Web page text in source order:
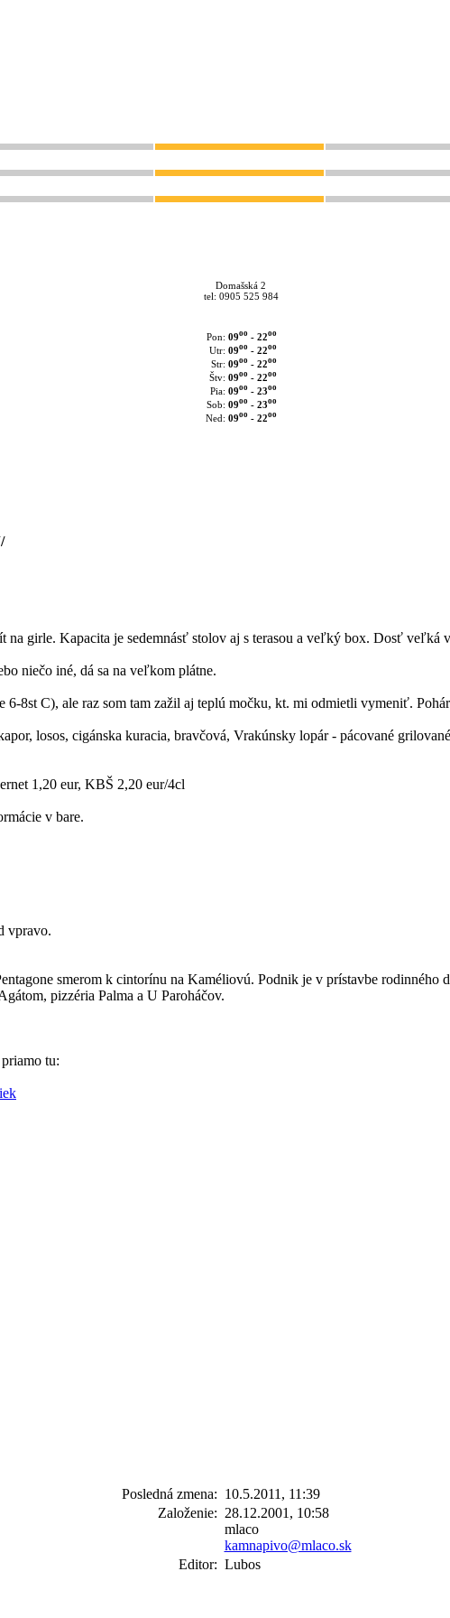
Domašská 2
tel: 0905 525 984
Pon: 09oo- 22oo
Utr: 09oo- 22oo
Str: 09oo- 22oo
Štv: 09oo- 22oo
Pia: 09oo- 23oo
Sob: 09oo- 23oo
Ned: 09oo- 22oo
girle. Kapacita je sedemnásť stolov aj s terasou a veľký box. Dosť veľká
niečo iné, dá sa na veľkom plátne.
8st C), ale raz som tam zažil aj teplú močku, kt. mi odmietli vymeniť.
losos, cigánska kuracia, bravčová, Vrakúnsky lopár - pácované
1,20 eur, KBŠ 2,20 eur/4cl
v bare.
vpravo.
smerom k cintorínu na Kaméliovú. Podnik je v prístavbe
pizzéria Palma a U Paroháčov.
tu:
Posledná zmena: 10.5.2011, 11:39
Založenie: 28.12.2001, 10:58
mlaco
kamnapivo@mlaco.sk
Editor: Lubos